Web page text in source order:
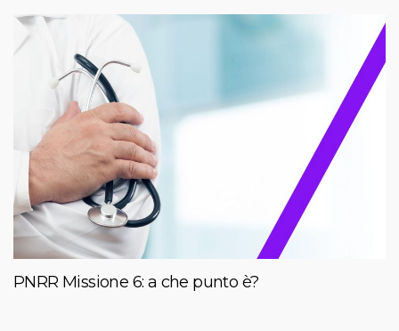
PNRR Missione 6: a che punto è?